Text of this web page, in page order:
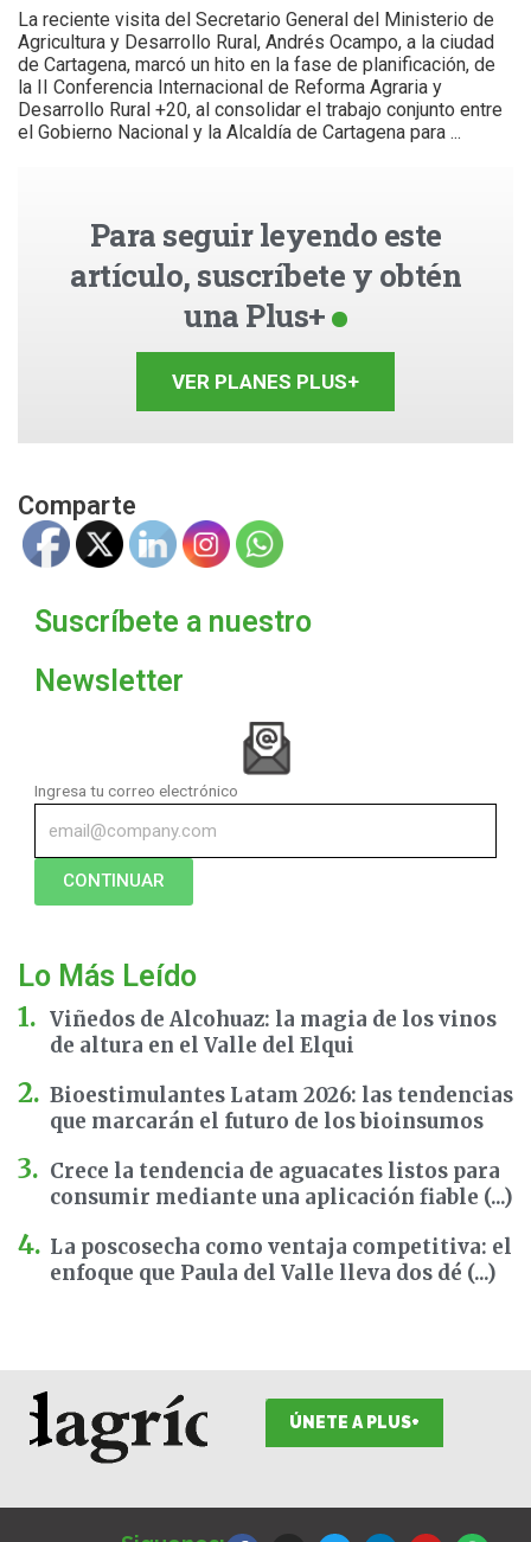
Comparte
La reciente visita del Secretario General del Ministerio de
Agricultura y Desarrollo Rural, Andrés Ocampo, a la ciudad
de Cartagena, marcó un hito en la fase de planificación, de
la II Conferencia Internacional de Reforma Agraria y
Desarrollo Rural +20, al consolidar el trabajo conjunto entre
el Gobierno Nacional y la Alcaldía de Cartagena para ...
Para seguir leyendo este
artículo, suscríbete y obtén
una Plus+
VER PLANES PLUS+
Suscríbete a nuestro
Newsletter
Ingresa tu correo electrónico
CONTINUAR
Lo Más Leído
Viñedos de Alcohuaz: la magia de los vinos
de altura en el Valle del Elqui
Bioestimulantes Latam 2026: las tendencias
que marcarán el futuro de los bioinsumos
Crece la tendencia de aguacates listos para
consumir mediante una aplicación fiable (...)
La poscosecha como ventaja competitiva: el
enfoque que Paula del Valle lleva dos dé (...)
ÚNETE A PLUS+